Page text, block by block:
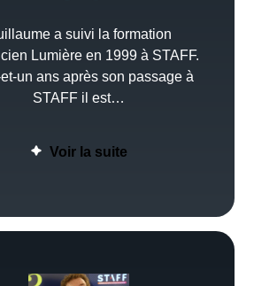
a suivi la formation
Lumière en 1999 à STAFF.
un ans après son passage à
STAFF il est…
Voir la suite